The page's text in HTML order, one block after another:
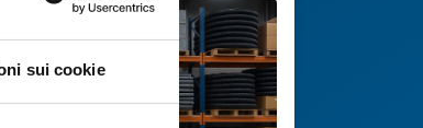
sui cookie